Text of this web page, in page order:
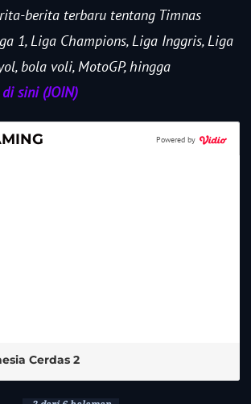
berita terbaru tentang Timnas
1, Liga Champions, Liga Inggris, Liga
bola voli, MotoGP, hingga
sini (JOIN)
Powered by
Cerdas 2